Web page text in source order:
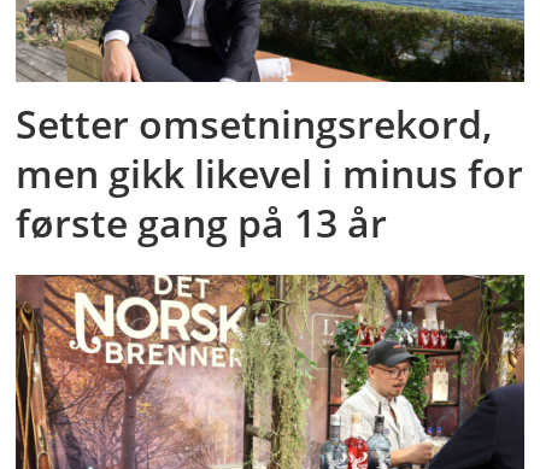
Setter omsetningsrekord,
men gikk likevel i minus for
første gang på 13 år